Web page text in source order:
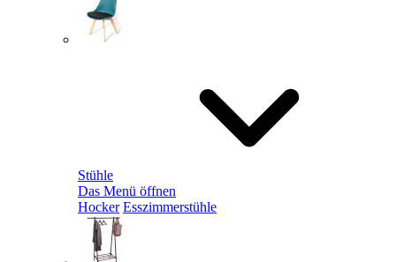
Stühle
Das Menü öffnen
Hocker Esszimmerstühle